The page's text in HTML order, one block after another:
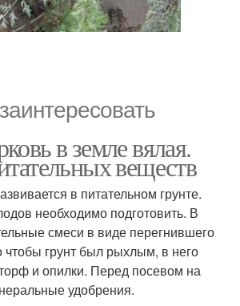
в земле вялая.
веществ
в питательном грунте.
необходимо подготовить. В
смеси в виде перегнившего
чтобы грунт был рыхлым, в него
и опилки. Перед посевом на
удобрения.